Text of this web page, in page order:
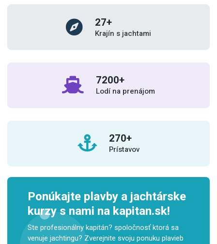
30+
Krajín s jachtami
8000+
Lodí na prenájom
300+
Prístavov
Ponúkajte plavby a jachtárske
kurzy s nami na kapitan.sk!
Ste profesionálny kapitán? spoločnosť ktorá sa
venuje jachtingu? Zverejnite svoju ponuku plavieb